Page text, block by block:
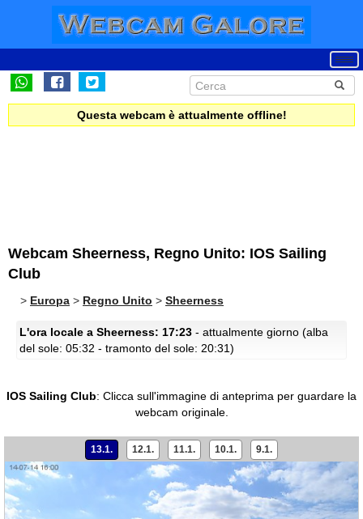
Questa webcam è attualmente offline!
Webcam Sheerness, Regno Unito: IOS Sailing
Club
> Europa > Regno Unito > Sheerness
L'ora locale a Sheerness: 17:23 - attualmente giorno (alba
del sole: 05:32 - tramonto del sole: 20:31)
IOS Sailing Club: Clicca sull'immagine di anteprima per guardare la
webcam originale.
13.1. 12.1. 11.1. 10.1. 9.1.